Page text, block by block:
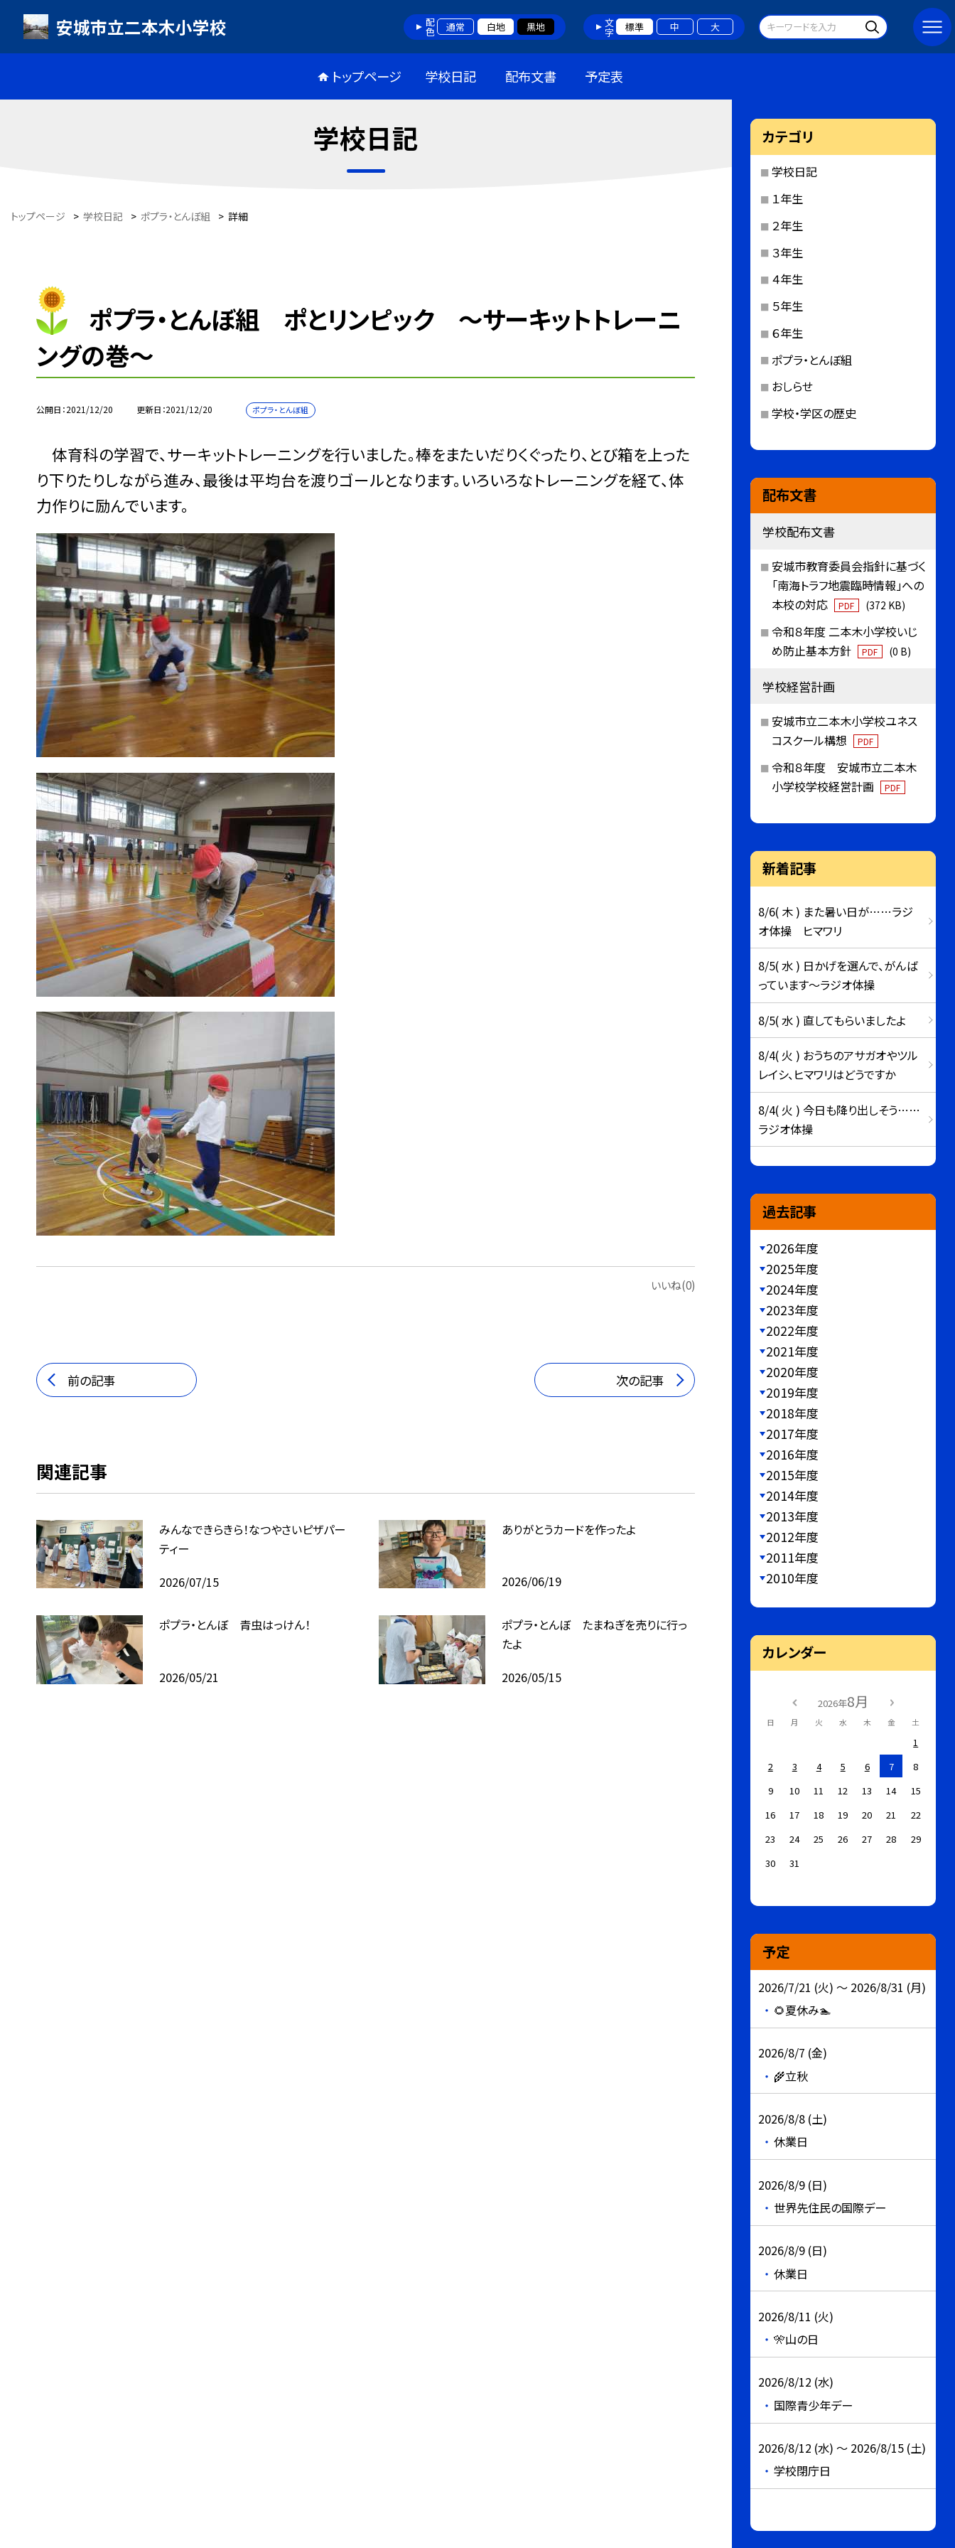
安城市立二本木小学校 配色 通常 白地 黒地 文字 標準 中 大
トップページ 学校日記 配布文書 予定表
学校日記
トップページ > 学校日記 > ポプラ・とんぼ組 > 詳細
ポプラ・とんぼ組 ポとリンピック 〜サーキットトレーニ
ングの巻〜
公開日 2021/12/20 更新日 2021/12/20 ポプラ・とんぼ組
体育科の学習で、サーキットトレーニングを行いました。棒をまたいだりくぐったり、とび箱を上った
り下りたりしながら進み、最後は平均台を渡りゴールとなります。いろいろなトレーニングを経て、体
力作りに励んでいます。
いいね(0)
前の記事 次の記事
関連記事
みんなできらきら！なつやさいピザパー
ティー
2026/07/15
ありがとうカードを作ったよ
2026/06/19
ポプラ・とんぼ 青虫はっけん！
2026/05/21
ポプラ・とんぼ たまねぎを売りに行っ
たよ
2026/05/15
カテゴリ
学校日記
１年生
２年生
３年生
４年生
５年生
６年生
ポプラ・とんぼ組
おしらせ
学校・学区の歴史
配布文書
学校配布文書
安城市教育委員会指針に基づく
「南海トラフ地震臨時情報」への
本校の対応
PDF (372 KB)
令和８年度 二本木小学校いじ
め防止基本方針
PDF (0 B)
学校経営計画
安城市立二本木小学校ユネス
コスクール構想
PDF
令和８年度 安城市立二本木
小学校学校経営計画
PDF
新着記事
8/6( 木 ) また暑い日が……ラジ
オ体操 ヒマワリ
8/5( 水 ) 日かげを選んで、がんば
っています～ラジオ体操
8/5( 水 ) 直してもらいましたよ
8/4( 火 ) おうちのアサガオやツル
レイシ、ヒマワリはどうですか
8/4( 火 ) 今日も降り出しそう……
ラジオ体操
過去記事
2026年度
2025年度
2024年度
2023年度
2022年度
2021年度
2020年度
2019年度
2018年度
2017年度
2016年度
2015年度
2014年度
2013年度
2012年度
2011年度
2010年度
カレンダー
2026年8月
日 月 火 水 木 金 土
1
2
3 4 5 6 7
8
9
10 11 12 13 14
15
16
17 18 19 20 21
22
23
24 25 26 27 28
29
30
31
予定
2026/7/21 (火) ～ 2026/8/31 (月)
🌻夏休み🏊
2026/8/7 (金)
🌾立秋
2026/8/8 (土)
休業日
2026/8/9 (日)
世界先住民の国際デー
2026/8/9 (日)
休業日
2026/8/11 (火)
🎌山の日
2026/8/12 (水)
国際青少年デー
2026/8/12 (水) ～ 2026/8/15 (土)
学校閉庁日